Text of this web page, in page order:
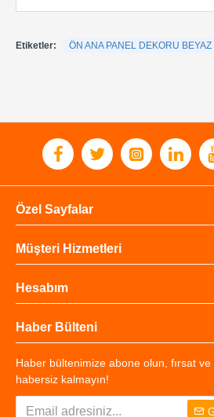
Etiketler: ÖN ANA PANEL DEKORU
Özel Sayfalar
Müşteri Hizmetleri
Hesabım
Haber Bülteni
Haber bültenimize abone olun, fırsat
habersiz kalmayın!